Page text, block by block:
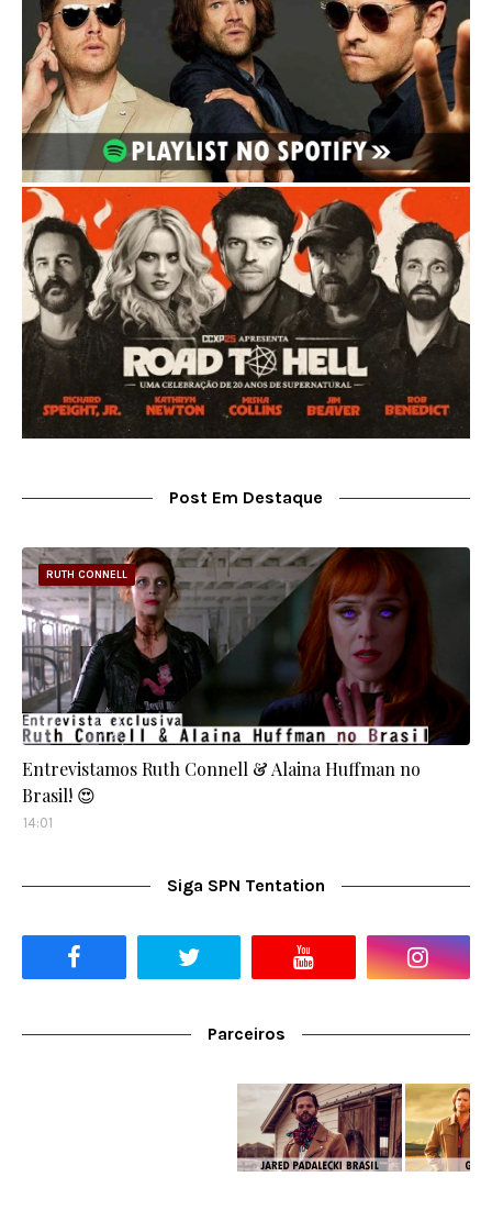
Post Em Destaque
RUTH CONNELL
Entrevistamos Ruth Connell & Alaina Huffman no
Brasil! 😍
14:01
Siga SPN Tentation
Parceiros